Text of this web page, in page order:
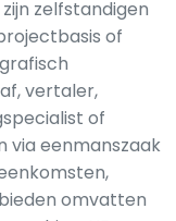
zelfstandigen
of
vertaler,
of
via eenmanszaak
omvatten